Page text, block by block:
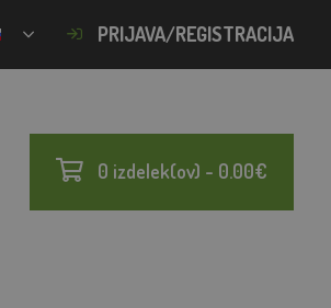
PRIJAVA/REGISTRACIJA
0 izdelek(ov) - 0.00€